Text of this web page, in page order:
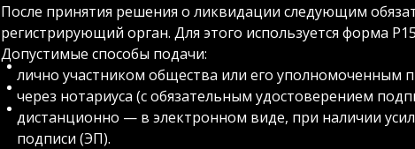
После принятия решения о ликвидации следующим
регистрирующий орган. Для этого используется форма
Допустимые способы подачи:
лично участником общества или его уполномоченным
через нотариуса (с обязательным удостоверением
дистанционно — в электронном виде, при наличии
подписи (ЭП).